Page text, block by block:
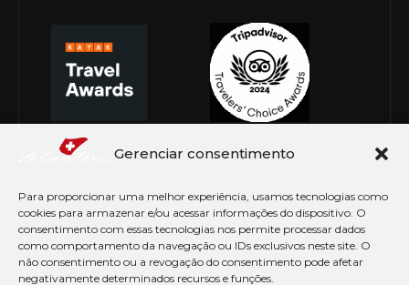
Gerenciar consentimento
Para proporcionar uma melhor experiência, usamos tecnologias como
cookies para armazenar e/ou acessar informações do dispositivo. O
consentimento com essas tecnologias nos permite processar dados
como comportamento da navegação ou IDs exclusivos neste site. O
não consentimento ou a revogação do consentimento pode afetar
negativamente determinados recursos e funções.
© Copyright 2026 Le Canton. Todos os direitos